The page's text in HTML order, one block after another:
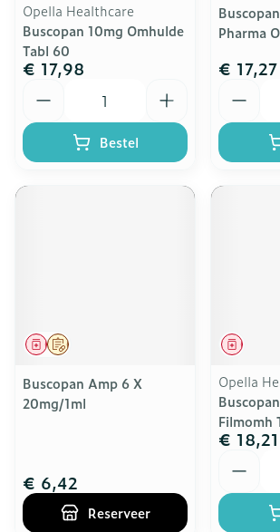
Opella Healthcare
Buscopan 10mg Omhulde
Tabl 60
€ 17,98
Bestel
Pharma
€ 17,27
Op voorschrift
Geneesmiddel
Buscopan Amp 6 X
20mg/1ml
€ 6,42
Reserveer
Opella
Filmomh
€ 18,21